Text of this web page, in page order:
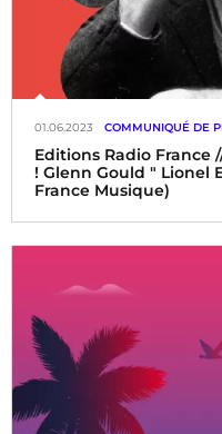
Editions Radio France
! Glenn Gould " Lionel
France Musique)
01.06.2023 COMMUNIQUÉ DE